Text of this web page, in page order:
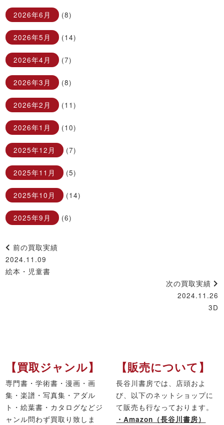
2026年6月 (8)
2026年5月 (14)
2026年4月 (7)
2026年3月 (8)
2026年2月 (11)
2026年1月 (10)
2025年12月 (7)
2025年11月 (5)
2025年10月 (14)
2025年9月 (6)
前の買取実績
2024.11.09
絵本・児童書
次の買取実績
2024.11.26
3D
【買取ジャンル】
専門書・学術書・漫画・画
集・楽譜・写真集・アダル
ト・絵葉書・カタログなどジ
ャンル問わず買取り致しま
【販売について】
長谷川書房では、店頭およ
び、以下のネットショップに
て販売も行なっております。
・Amazon（長谷川書房）